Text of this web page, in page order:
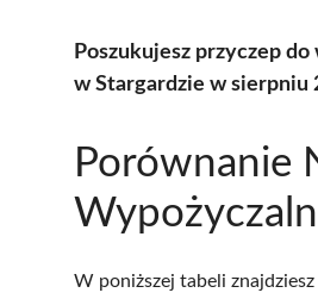
Poszukujesz przyczep
w Stargardzie w sierpniu
Porównanie
W poniższej tabeli